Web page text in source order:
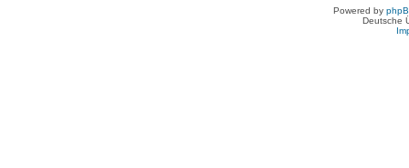
Powered by
Deutsche